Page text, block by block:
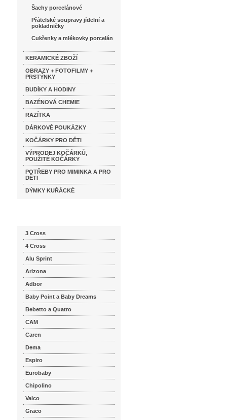
Šachy porcelánové
Přátelské soupravy jídelní a
pokladničky
Cukřenky a mlékovky porcelán
KERAMICKÉ ZBOŽÍ
OBRAZY + FOTOFILMY +
PRSTÝNKY
BUDÍKY A HODINY
BAZÉNOVÁ CHEMIE
RAZÍTKA
DÁRKOVÉ POUKÁZKY
KOČÁRKY PRO DĚTI
VÝPRODEJ KOČÁRKŮ,
POUŽITÉ KOČÁRKY
POTŘEBY PRO MIMINKA A PRO
DĚTI
DÝMKY KUŘÁCKÉ
3 Cross
4 Cross
Alu Sprint
Arizona
Adbor
Baby Point a Baby Dreams
Bebetto a Quatro
CAM
Caren
Dema
Espiro
Eurobaby
Chipolino
Valco
Graco